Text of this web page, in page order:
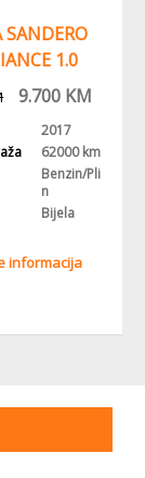
SANDERO
1.0
LPG, 2017
9.700 KM
2017
62000 km
Benzin/Pli
n
Bijela
informacija